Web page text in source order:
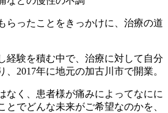
らったことをきっかけに、治療の道
経験を積む中で、治療に対して自分
、2017年に地元の加古川市で開業。
なく、患者様が痛みによってなにに
とでどんな未来がご希望なのかを、